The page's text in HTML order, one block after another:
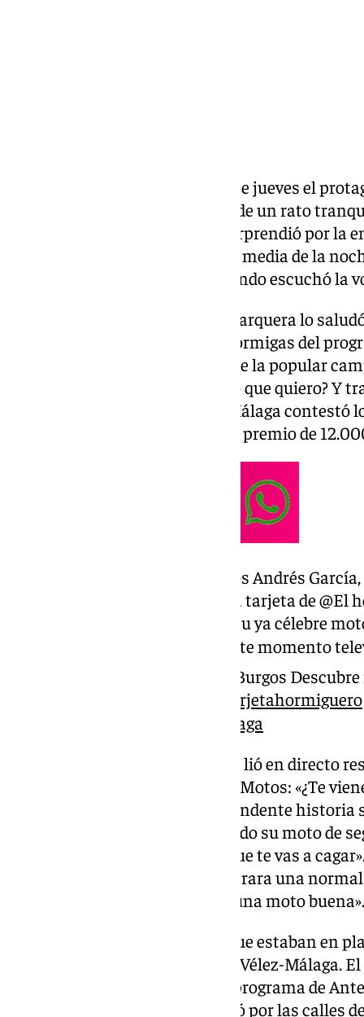
El veleño, Andrés García, fue este jueves el
televisivo. Mientras disfrutaba de un rato
teléfono, miró la pantalla, se sorprendió por la
número privado sobre las diez y media de la
sorpresa fue todavía mayor cuando escuchó la
El artista de San Vicente de la Barquera lo
broma mientras las famosas hormigas del
y después le lanzó la pregunta de la popular
entidad bancaria, ¿sabe usted lo que quiero? Y
el afortunado vecino de Vélez-Málaga contestó
hormiguero», haciéndose con el premio de
Localizamos Andrés
salvó su «burra» gracias a la tarjeta de
Vélez-Málaga, nos enseña su ya célebre
historia detrás de un potente momento
García y Carlos Rico Curro Burgos
#tarjetahormiguero
sonido original – 101tv Málaga
Tras recibir la noticia, Andrés la lió en directo
habitual del presentador, Pablo Motos: «¿Te
respondió contando una sorprendente historia
Según relató le habían embargado su moto de
comprar una pedazo de burra que te vas a
ahorrara un poco y que se comprara una
embargan, que me embarguen una moto buena».
Antes provocó las risas de los que estaban en
Málaga, ¿de dónde voy a ser? De Vélez-Málaga.
Este viernes Andrés remitió al programa de
aceptación del premio y disfrutó por las calles